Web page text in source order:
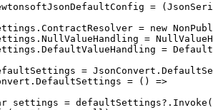
=
= new
=
=
=
= () =>
settings =